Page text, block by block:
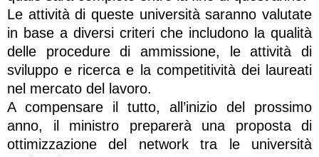
Le attività di queste università saranno valutate
in base a diversi criteri che includono la qualità
delle procedure di ammissione, le attività di
sviluppo e ricerca e la competitività dei laureati
nel mercato del lavoro.
A compensare il tutto, all’inizio del prossimo
anno, il ministro preparerà una proposta di
ottimizzazione del network tra le università